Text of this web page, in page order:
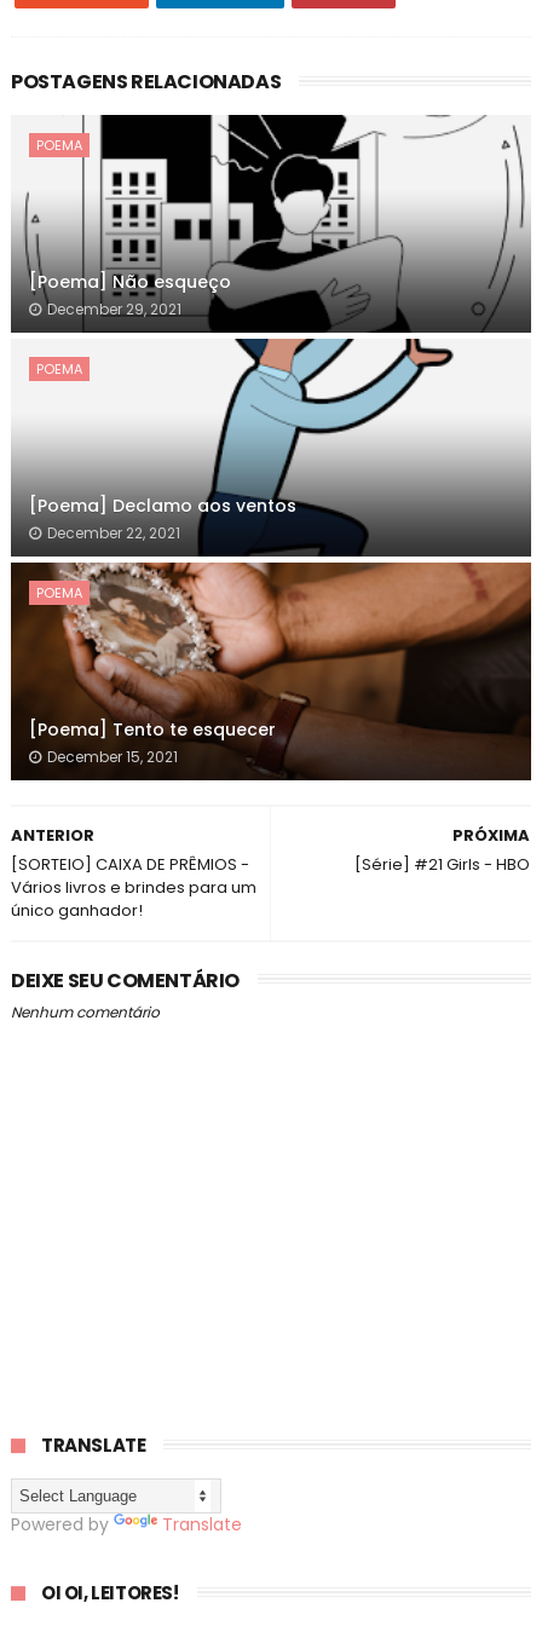
POSTAGENS RELACIONADAS
POEMA
[Poema] Não esqueço
December 29, 2021
POEMA
[Poema] Declamo aos ventos
December 22, 2021
POEMA
[Poema] Tento te esquecer
December 15, 2021
PRÓXIMA
[Série] #21 Girls - HBO
ANTERIOR
[SORTEIO] CAIXA DE PRÊMIOS -
Vários livros e brindes para um
único ganhador!
DEIXE SEU COMENTÁRIO
Nenhum comentário
TRANSLATE
Powered by Translate
OI OI, LEITORES!